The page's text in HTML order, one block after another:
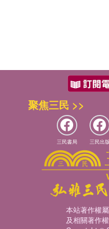
聚焦三民 >>
三民書局 三民出版
本站著作權
及相關著作